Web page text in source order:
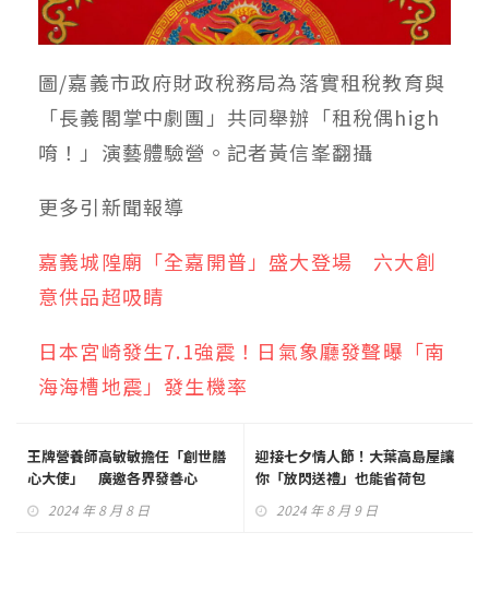
圖/嘉義市政府財政稅務局為落實租稅教育與
「長義閣掌中劇團」共同舉辦「租稅偶high
唷！」演藝體驗營。記者黃信峯翻攝
更多引新聞報導
嘉義城隍廟「全嘉開普」盛大登場 六大創
意供品超吸睛
日本宮崎發生7.1強震！日氣象廳發聲曝「南
海海槽地震」發生機率
王牌營養師高敏敏擔任「創世膳
心大使」 廣邀各界發善心
2024 年 8 月 8 日
迎接七夕情人節！大葉高島屋讓
你「放閃送禮」也能省荷包
2024 年 8 月 9 日